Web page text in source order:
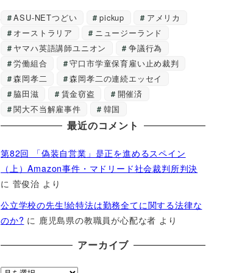
ASU-NETつどい pickup
アメリカ
オーストラリア
ニュージーランド
ヤマハ英語講師ユニオン
争議行為
労働組合
守口市学童保育雇い止め裁判
森岡孝二
森岡孝二の連続エッセイ
脇田滋
賃金窃盗
開催済
関大不当解雇事件
韓国
最近のコメント
第82回 「偽装自営業」是正を進めるスペイン
（上）Amazon事件・マドリード社会裁判所判決
に 菅俊治 より
公立学校の先生!給特法は勤務全てに関する法律な
のか? に 鹿児島県の教職員が心配な者 より
アーカイブ